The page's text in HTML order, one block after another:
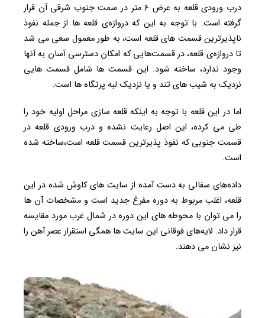
درب ورودی قلعه به عرض ۶ متر در سمت جنوب شرقی آن قرار
گرفته است. با توجه به این که دروازه‌ی قلعه ها از جمله نفوذ
ناپذیرترین قسمت های قلعه است، به طور معمول سعی می شد
تا دروازه‌ی قلعه، در قسمت‌هایی که امکان دسترسی آسان به آنها
وجود ندارد، ساخته شود. این قسمت ها شامل قسمت هایی
نزدیک به شیب های تند و یا نزدیک لبه‌ پرتگاه ها است.
اما در این قلعه با توجه به اینکه قلعه سازی مراحل اولیه‌ خود را
طی می کرده، این اصل رعایت نشده و درب ورودی قلعه در
قسمت جنوبی که نفوذ پذیرترین قسمت قلعه است،ساخته شده
است.
داده‌های سفالی به دست آمده از سایت های کاوش شده در این
قلعه، اغلب مربوط به دوره مفرغ جدید است و مشخصات آن ها
را می توان با محوطه های این دوره در شمال غرب مورد مقایسه
قرار داد. لایه‌های فوقانی این سایت ها همگی استقرار عصر آهن را
نیز نشان می دهند.